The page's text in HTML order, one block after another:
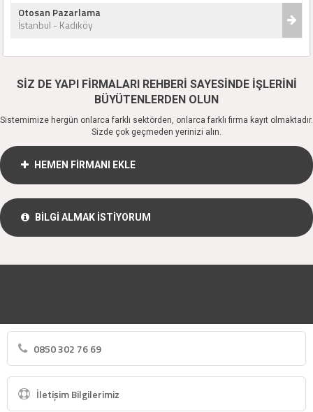
Otosan Pazarlama
İstanbul - Kadıköy
SİZ DE YAPI FİRMALARI REHBERİ SAYESİNDE İŞLERİNİ
BÜYÜTENLERDEN OLUN
Sistemimize hergün onlarca farklı sektörden, onlarca farklı firma kayıt olmaktadır.
Sizde çok geçmeden yerinizi alın.
HEMEN FİRMANI EKLE
BİLGİ ALMAK İSTİYORUM
0850 302 76 69
İletişim Bilgilerimiz